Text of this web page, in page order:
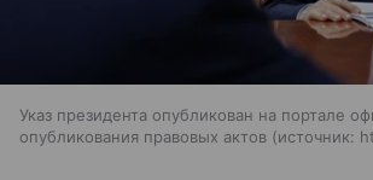
Указ президента опубликован на портале
опубликования правовых актов
источник: